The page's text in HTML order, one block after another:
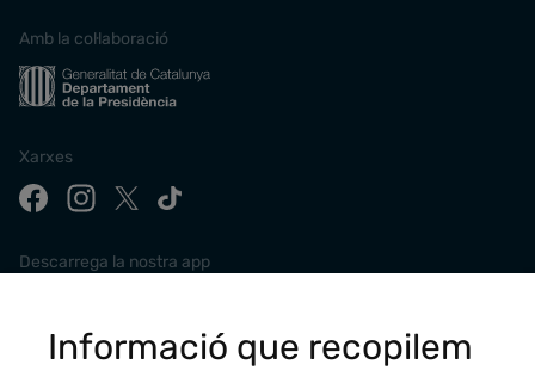
Amb la col·laboració
Xarxes
Descarrega la nostra app
Informació que recopilem